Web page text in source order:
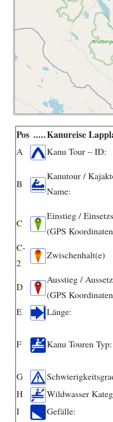
Pos .....Kanureise
A Kanu Tour – ID:
B
Kanutour /
Name:
C
Einstieg /
(GPS
C-
2
Zwischenhalt(e)
D
Ausstieg /
(GPS
E Länge:
F Kanu Touren Typ:
G
H
Wildwasser
I
Gefälle: